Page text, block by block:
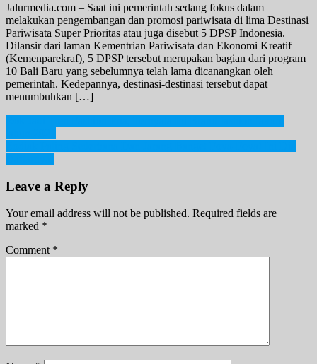
Jalurmedia.com – Saat ini pemerintah sedang fokus dalam
melakukan pengembangan dan promosi pariwisata di lima Destinasi
Pariwisata Super Prioritas atau juga disebut 5 DPSP Indonesia.
Dilansir dari laman Kementrian Pariwisata dan Ekonomi Kreatif
(Kemenparekraf), 5 DPSP tersebut merupakan bagian dari program
10 Bali Baru yang sebelumnya telah lama dicanangkan oleh
pemerintah. Kedepannya, destinasi-destinasi tersebut dapat
menumbuhkan […]
Post
navigation
Leave a Reply
Your email address will not be published. Required fields are
marked *
Comment *